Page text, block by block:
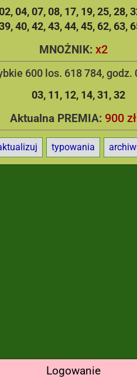
04 07 08 17 19 25 28
40 42 43 44 45 62 63
MNOŻNIK: x2
600 los. 618 784, godz.
03 11 12 14 31 32
Aktualna PREMIA: 900 zł
typowania
Logowanie